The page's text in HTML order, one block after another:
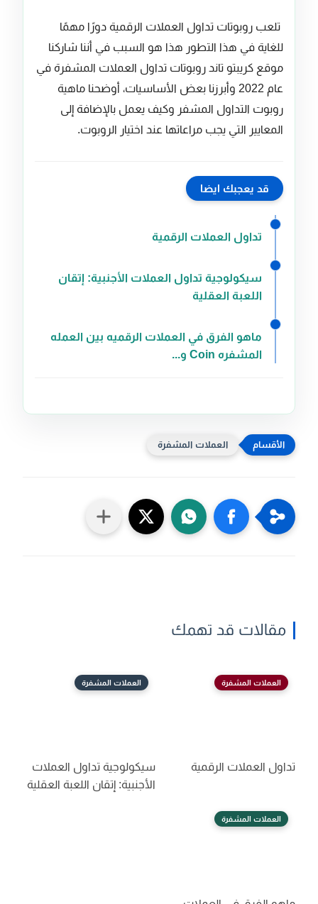
تلعب روبوتات تداول العملات الرقمية دورًا مهمًا
للغاية في هذا التطور هذا هو السبب في أننا شاركنا
موقع كريبتو تاند روبوتات تداول العملات المشفرة في
عام 2022 وأبرزنا بعض الأساسيات، أوضحنا ماهية
روبوت التداول المشفر وكيف يعمل بالإضافة إلى
المعايير التي يجب مراعاتها عند اختيار الروبوت.
قد يعجبك ايضا
تداول العملات الرقمية
سيكولوجية تداول العملات الأجنبية: إتقان
اللعبة العقلية
ماهو الفرق في العملات الرقميه بين العمله
المشفره Coin و...
العملات المشفرة
مقالات قد تهمك
العملات المشفرة
تداول العملات الرقمية
العملات المشفرة
سيكولوجية تداول العملات
الأجنبية: إتقان اللعبة العقلية
العملات المشفرة